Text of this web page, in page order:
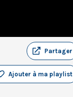
Partager
Ajouter à ma playlist